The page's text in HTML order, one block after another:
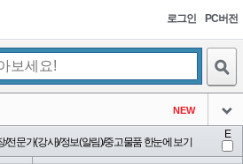
로그인 PC버전
NEW
아이콘
/전문가(강사)/정보(알림)/중고물품 한눈에 보기
E